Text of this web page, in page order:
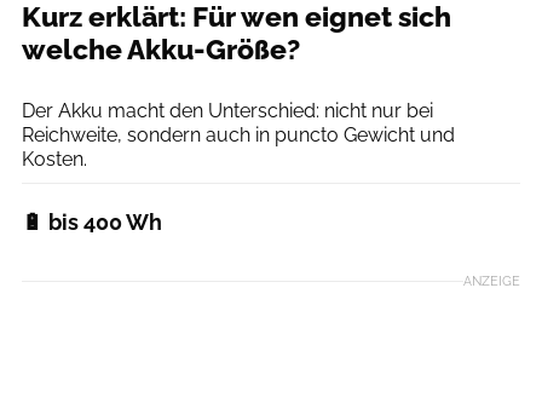
Kurz erklärt: Für wen eignet sich
welche Akku-Größe?
Der Akku macht den Unterschied: nicht nur bei
Reichweite, sondern auch in puncto Gewicht und
Kosten.
🔋 bis 400 Wh
ANZEIGE